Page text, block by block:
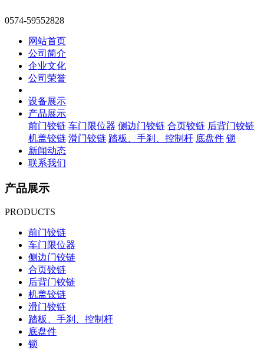
0574-59552828
网站首页
公司简介
企业文化
公司荣誉
设备展示
产品展示
前门铰链 车门限位器 侧边门铰链 合页铰链 后背门铰链
机盖铰链 滑门铰链 踏板、手刹、控制杆 底盘件 锁
新闻动态
联系我们
产品展示
PRODUCTS
前门铰链
车门限位器
侧边门铰链
合页铰链
后背门铰链
机盖铰链
滑门铰链
踏板、手刹、控制杆
底盘件
锁